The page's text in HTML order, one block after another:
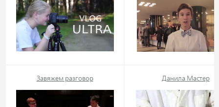
Завяжем разговор Данила Мастер